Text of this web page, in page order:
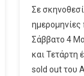
Σε
Σάββατο 4
και Τετάρτη
sold out του